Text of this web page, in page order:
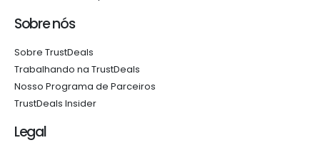
Sobre nós
Sobre TrustDeals
Trabalhando na TrustDeals
Nosso Programa de Parceiros
TrustDeals Insider
Legal